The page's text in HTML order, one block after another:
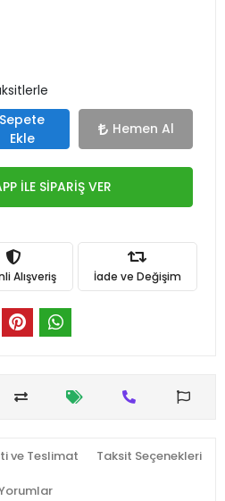
Sepete
Ekle
Hemen Al
İLE SİPARİŞ VER
Alışveriş İade ve Değişim
ve Teslimat Taksit Seçenekleri